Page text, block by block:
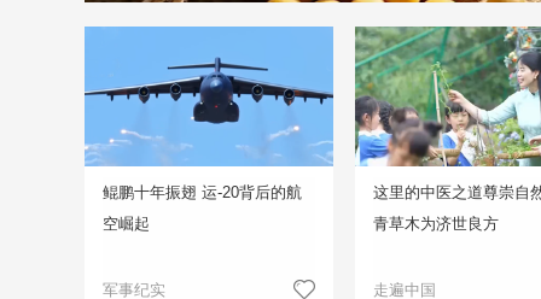
鲲鹏十年振翅 运-20背后的航
空崛起
军事纪实
这里的中医之道尊崇自
青草木为济世良方
走遍中国